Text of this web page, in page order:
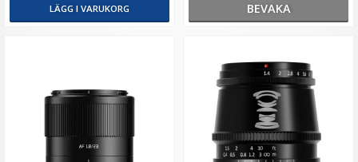
LÄGG I VARUKORG BEVAKA